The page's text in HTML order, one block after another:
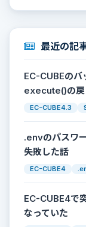
最近の記
EC-CUBEのバ
execute()の戻
EC-CUBE4.3
.envのパスワ
失敗した話
EC-CUBE4
EC-CUBE4で
なっていた